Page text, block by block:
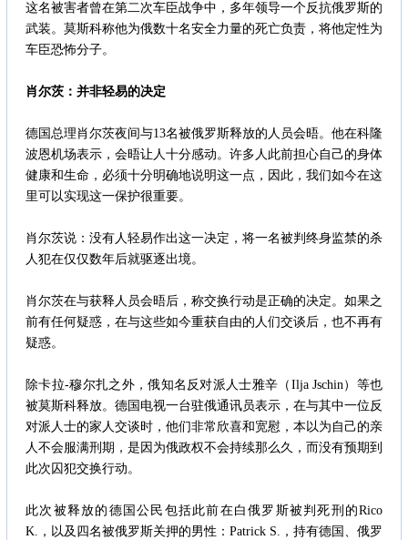
这名被害者曾在第二次车臣战争中，多年领导一个反抗俄罗斯的
武装。莫斯科称他为俄数十名安全力量的死亡负责，将他定性为
车臣恐怖分子。
肖尔茨：并非轻易的决定
德国总理肖尔茨夜间与13名被俄罗斯释放的人员会晤。他在科隆
波恩机场表示，会晤让人十分感动。许多人此前担心自己的身体
健康和生命，必须十分明确地说明这一点，因此，我们如今在这
里可以实现这一保护很重要。
肖尔茨说：没有人轻易作出这一决定，将一名被判终身监禁的杀
人犯在仅仅数年后就驱逐出境。
肖尔茨在与获释人员会晤后，称交换行动是正确的决定。如果之
前有任何疑惑，在与这些如今重获自由的人们交谈后，也不再有
疑惑。
除卡拉-穆尔扎之外，俄知名反对派人士雅辛（Ilja Jschin）等也
被莫斯科释放。德国电视一台驻俄通讯员表示，在与其中一位反
对派人士的家人交谈时，他们非常欣喜和宽慰，本以为自己的亲
人不会服满刑期，是因为俄政权不会持续那么久，而没有预期到
此次囚犯交换行动。
此次被释放的德国公民包括此前在白俄罗斯被判死刑的Rico
K.，以及四名被俄罗斯关押的男性：Patrick S.，持有德国、俄罗